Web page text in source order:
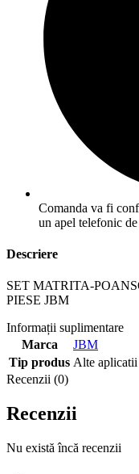
Comanda va fi
un apel telefonic
Descriere
SET MATRITA-
PIESE JBM
Informații suplimentare
Marca
JBM
Tip produs Alte aplicatii
Recenzii (0)
Recenzii
Nu există încă recenzii